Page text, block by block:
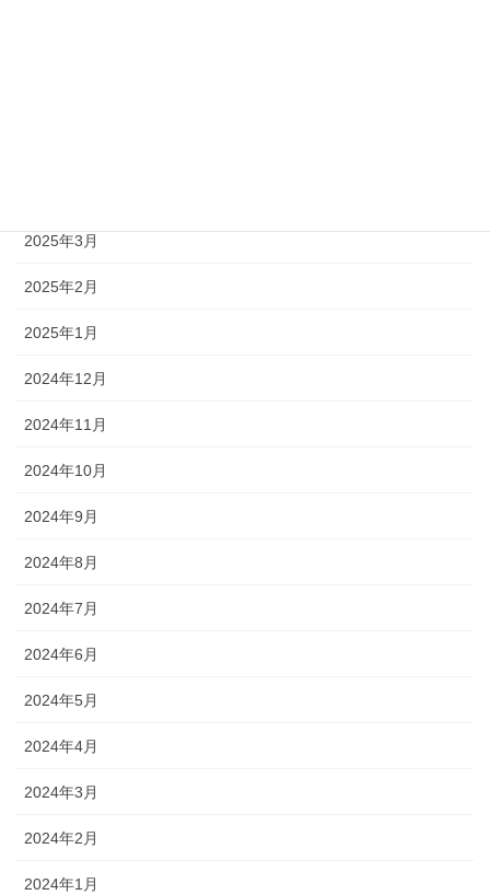
2025年3月
2025年2月
2025年1月
2024年12月
2024年11月
2024年10月
2024年9月
2024年8月
2024年7月
2024年6月
2024年5月
2024年4月
2024年3月
2024年2月
2024年1月